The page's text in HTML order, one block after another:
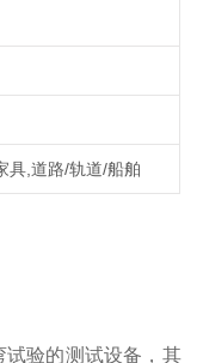
具,道路/轨道/船舶
验的测试设备，其